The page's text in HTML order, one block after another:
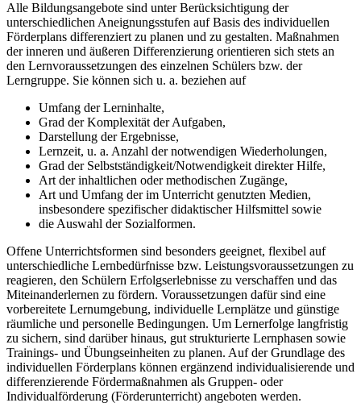
Alle Bildungsangebote sind unter Berücksichtigung der
unterschiedlichen Aneignungsstufen auf Basis des individuellen
Förderplans differenziert zu planen und zu gestalten. Maßnahmen
der inneren und äußeren Differenzierung orientieren sich stets an
den Lernvoraussetzungen des einzelnen Schülers bzw. der
Lerngruppe. Sie können sich u. a. beziehen auf
Umfang der Lerninhalte,
Grad der Komplexität der Aufgaben,
Darstellung der Ergebnisse,
Lernzeit, u. a. Anzahl der notwendigen Wiederholungen,
Grad der Selbstständigkeit/Notwendigkeit direkter Hilfe,
Art der inhaltlichen oder methodischen Zugänge,
Art und Umfang der im Unterricht genutzten Medien,
insbesondere spezifischer didaktischer Hilfsmittel sowie
die Auswahl der Sozialformen.
Offene Unterrichtsformen sind besonders geeignet, flexibel auf
unterschiedliche Lernbedürfnisse bzw. Leistungsvoraussetzungen zu
reagieren, den Schülern Erfolgserlebnisse zu verschaffen und das
Miteinanderlernen zu fördern. Voraussetzungen dafür sind eine
vorbereitete Lernumgebung, individuelle Lernplätze und günstige
räumliche und personelle Bedingungen. Um Lernerfolge langfristig
zu sichern, sind darüber hinaus, gut strukturierte Lernphasen sowie
Trainings- und Übungseinheiten zu planen. Auf der Grundlage des
individuellen Förderplans können ergänzend individualisierende und
differenzierende Fördermaßnahmen als Gruppen- oder
Individualförderung (Förderunterricht) angeboten werden.